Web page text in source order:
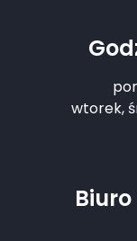
wtorek,